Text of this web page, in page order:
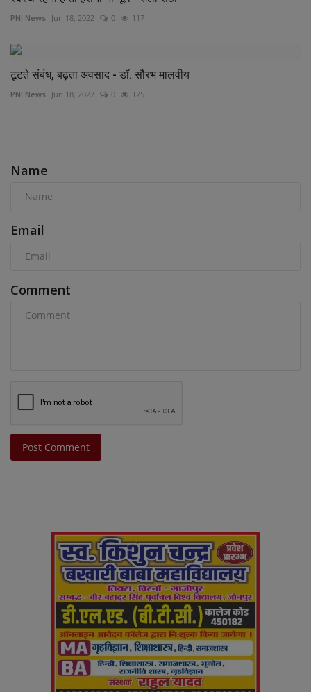
PNI News Jun 18, 2022 0 117
टूटते संबंध, बढ़ता अवसाद - डॉ. सौरभ मालवीय
PNI News Jun 18, 2022 0 125
Name
Email
Comment
Post Comment